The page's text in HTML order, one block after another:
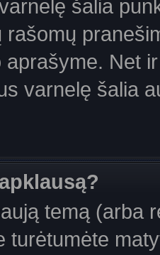
šalia
Net
varnelę šalia
temą (arba
turėtumėte